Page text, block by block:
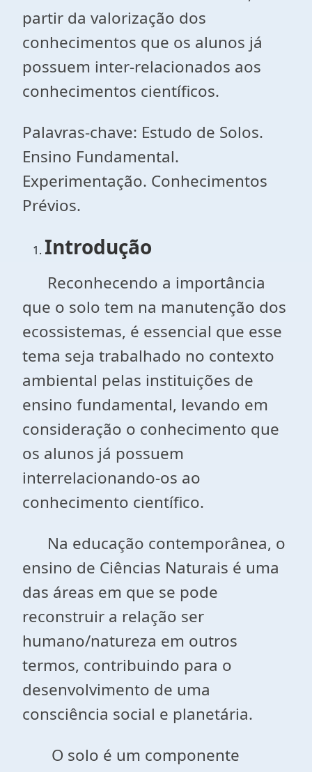
partir da valorização dos
conhecimentos que os alunos já
possuem inter-relacionados aos
conhecimentos científicos.
Palavras-chave: Estudo de Solos.
Ensino Fundamental.
Experimentação. Conhecimentos
Prévios.
Introdução
Reconhecendo a importância
que o solo tem na manutenção dos
ecossistemas, é essencial que esse
tema seja trabalhado no contexto
ambiental pelas instituições de
ensino fundamental, levando em
consideração o conhecimento que
os alunos já possuem
interrelacionando-os ao
conhecimento científico.
Na educação contemporânea, o
ensino de Ciências Naturais é uma
das áreas em que se pode
reconstruir a relação ser
humano/natureza em outros
termos, contribuindo para o
desenvolvimento de uma
consciência social e planetária.
O solo é um componente